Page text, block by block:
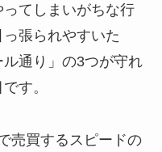
てしまいがちな行
張られやすいた
通り」の3つが守れ
す。
売買するスピードの